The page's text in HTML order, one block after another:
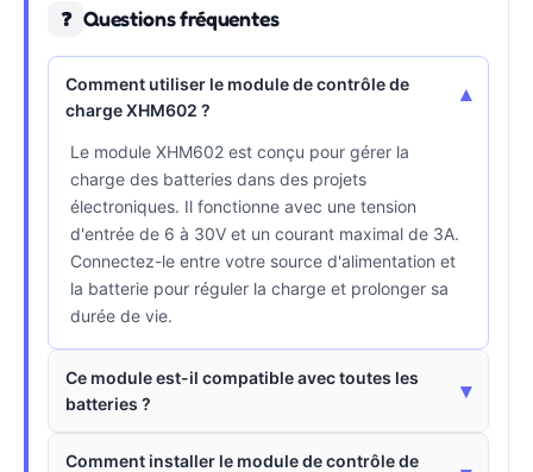
❓ Questions fréquentes
Comment utiliser le module de contrôle de
charge XHM602 ?
▾
Le module XHM602 est conçu pour gérer la
charge des batteries dans des projets
électroniques. Il fonctionne avec une tension
d'entrée de 6 à 30V et un courant maximal de 3A.
Connectez-le entre votre source d'alimentation et
la batterie pour réguler la charge et prolonger sa
durée de vie.
Ce module est-il compatible avec toutes les
batteries ?
▾
Comment installer le module de contrôle de